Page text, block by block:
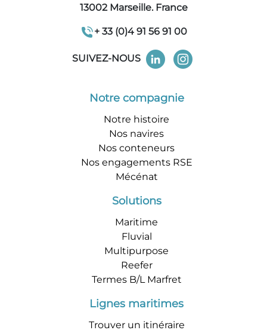
13002 Marseille. France
+ 33 (0)4 91 56 91 00
SUIVEZ-NOUS
Notre compagnie
Notre histoire
Nos navires
Nos conteneurs
Nos engagements RSE
Mécénat
Solutions
Maritime
Fluvial
Multipurpose
Reefer
Termes B/L Marfret
Lignes maritimes
Trouver un itinéraire